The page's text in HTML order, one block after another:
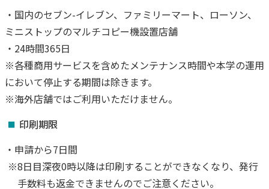
・国内のセブン-イレブン、ファミリーマート、ローソン、
ミニストップのマルチコピー機設置店舗
・24時間365日
※各種商用サービスを含めたメンテナンス時間や本学の運用
において停止する期間は除きます。
※海外店舗ではご利用いただけません。
印刷期限
・申請から7日間
※8日目深夜0時以降は印刷することができなくなり、発行
手数料も返金できませんのでご注意ください。